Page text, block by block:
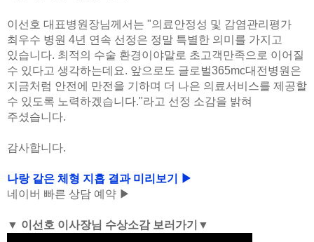
이선호 대표병원장님께서는 "의료안정성 및 감염관리평가
최우수 병원 4년 연속 선정은 정말 특별한 의미를 가지고
있습니다. 최적의 수술 환경이야말로 초고객만족으로 이어질
수 있다고 생각하는데요. 앞으로도 글로벌365mc대전병원은
지금처럼 안전에 만전을 기하며 더 나은 의료서비스를 제공할
수 있도록 노력하겠습니다."라고 선정 소감을 밝혀
주셨습니다.
감사합니다.
나랑 같은 체형 지흡 결과 미리보기 ▶
네이버 빠른 상담 예약 ▶
▼ 이선호 이사장님 수상소감 보러가기 ▼